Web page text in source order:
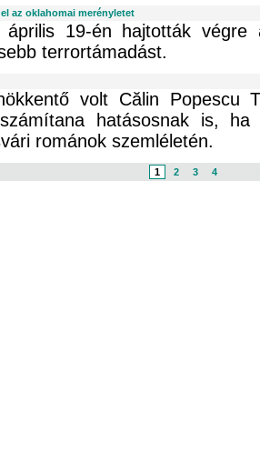
az oklahomai merényletet
19-én hajtották végre
terrortámadást.
volt Călin Popescu
hatásosnak is,
románok szemléletén.
1 2 3 4